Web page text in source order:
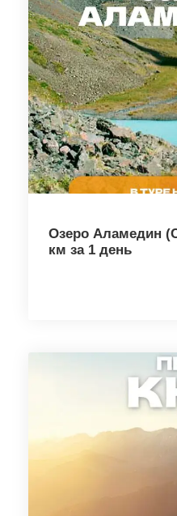
Озеро Аламедин
км за 1 день